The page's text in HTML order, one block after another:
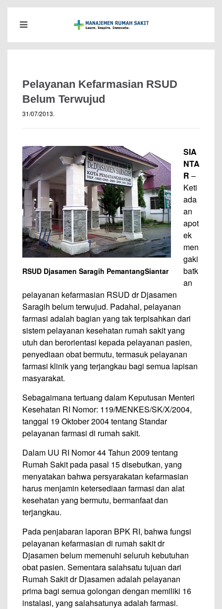
Pelayanan Kefarmasian RSUD
Belum Terwujud
31/07/2013.
RSUD Djasamen Saragih PemantangSiantar
SIA
NTA
R –
Keti
ada
an
apot
ek
men
gaki
batk
an
pelayanan kefarmasian RSUD dr Djasamen
Saragih belum terwujud. Padahal, pelayanan
farmasi adalah bagian yang tak terpisahkan dari
sistem pelayanan kesehatan rumah sakit yang
utuh dan berorientasi kepada pelayanan pasien,
penyediaan obat bermutu, termasuk pelayanan
farmasi klinik yang terjangkau bagi semua lapisan
masyarakat.
Sebagaimana tertuang dalam Keputusan Menteri
Kesehatan RI Nomor: 119/MENKES/SK/X/2004,
tanggal 19 Oktober 2004 tentang Standar
pelayanan farmasi di rumah sakit.
Dalam UU RI Nomor 44 Tahun 2009 tentang
Rumah Sakit pada pasal 15 disebutkan, yang
menyatakan bahwa persyarakatan kefarmasian
harus menjamin ketersediaan farmasi dan alat
kesehatan yang bermutu, bermanfaat dan
terjangkau.
Pada penjabaran laporan BPK RI, bahwa fungsi
pelayanan kefarmasian di rumah sakit dr
Djasamen belum memenuhi seluruh kebutuhan
obat pasien. Sementara salahsatu tujuan dari
Rumah Sakit dr Djasamen adalah pelayanan
prima bagi semua golongan dengan memiliki 16
instalasi, yang salahsatunya adalah farmasi.